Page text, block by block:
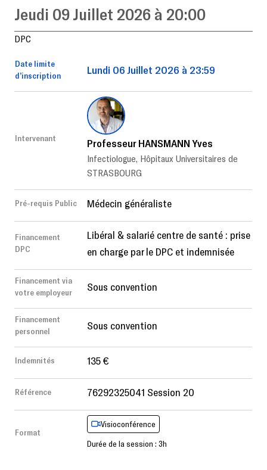
Jeudi 09 Juillet 2026 à 20:00
DPC
Date limite
d’inscription
Lundi 06 Juillet 2026 à 23:59
Intervenant Professeur HANSMANN Yves
Infectiologue, Hôpitaux Universitaires de
STRASBOURG
Pré-requis Public Médecin généraliste
Financement
DPC
Libéral & salarié centre de santé : prise
en charge par le DPC et indemnisée
Financement via
votre employeur
Sous convention
Financement
personnel
Sous convention
Indemnités 135 €
Référence 76292325041 Session 20
Format
Visioconférence
Durée de la session : 3h